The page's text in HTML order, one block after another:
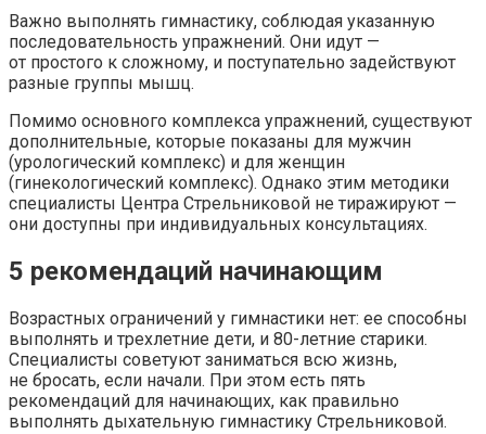
Важно выполнять гимнастику, соблюдая указанную
последовательность упражнений. Они идут —
от простого к сложному, и поступательно задействуют
разные группы мышц.
Помимо основного комплекса упражнений, существуют
дополнительные, которые показаны для мужчин
(урологический комплекс) и для женщин
(гинекологический комплекс). Однако этим методики
специалисты Центра Стрельниковой не тиражируют —
они доступны при индивидуальных консультациях.
5 рекомендаций начинающим
Возрастных ограничений у гимнастики нет: ее способны
выполнять и трехлетние дети, и 80-летние старики.
Специалисты советуют заниматься всю жизнь,
не бросать, если начали. При этом есть пять
рекомендаций для начинающих, как правильно
выполнять дыхательную гимнастику Стрельниковой.